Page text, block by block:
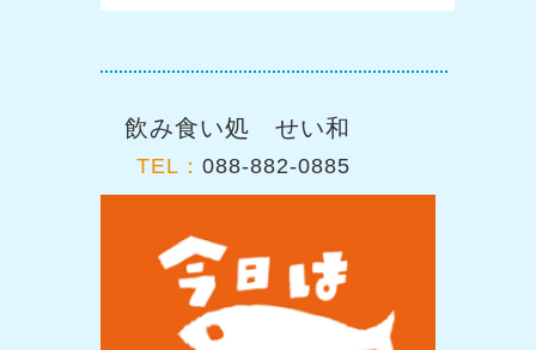
飲み食い処 せい和
TEL： 088-882-0885